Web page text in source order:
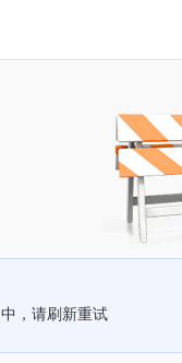
，请刷新重试